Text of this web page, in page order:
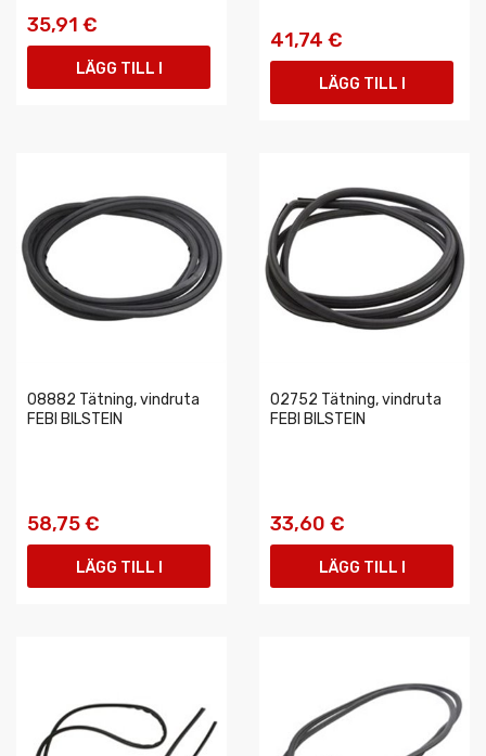
35,91 €
LÄGG TILL I
41,74 €
LÄGG TILL I
08882 Tätning, vindruta
FEBI BILSTEIN
58,75 €
LÄGG TILL I
02752 Tätning, vindruta
FEBI BILSTEIN
33,60 €
LÄGG TILL I